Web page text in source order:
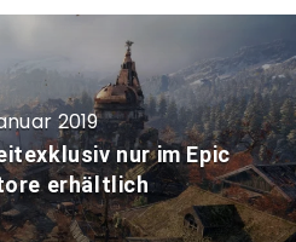
2019
nur im Epic
erhältlich